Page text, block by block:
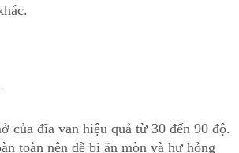
của đĩa van hiệu quả từ 30 đến 90 độ.
toàn nên dễ bị ăn mòn và hư hỏng